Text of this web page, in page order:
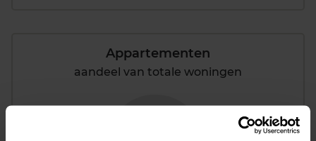
Appartementen
aandeel van totale woningen